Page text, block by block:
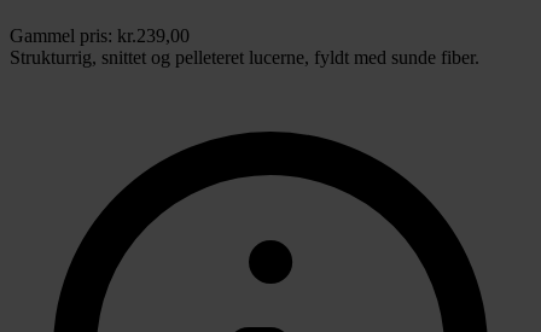
Gammel pris: kr.239,00
Strukturrig, snittet og pelleteret lucerne, fyldt med sunde fiber.